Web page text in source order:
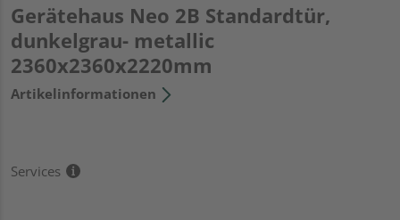
Gerätehaus Neo 2B Standardtür,
dunkelgrau- metallic
2360x2360x2220mm
Artikelinformationen
Services